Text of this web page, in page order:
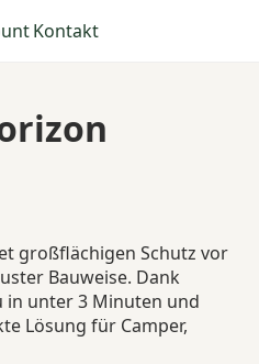
Kontakt
großflächigen Schutz vor
Bauweise. Dank
in unter 3 Minuten und
Lösung für Camper,